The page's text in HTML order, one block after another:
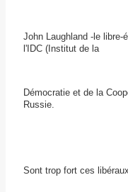
John Laughland -le libre-
l'IDC (Institut de la
Démocratie et de la
Russie.
Sont trop fort ces